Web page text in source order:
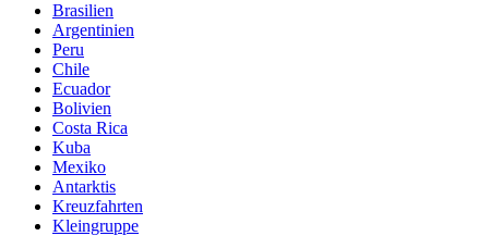
Brasilien
Argentinien
Peru
Chile
Ecuador
Bolivien
Costa Rica
Kuba
Mexiko
Antarktis
Kreuzfahrten
Kleingruppe